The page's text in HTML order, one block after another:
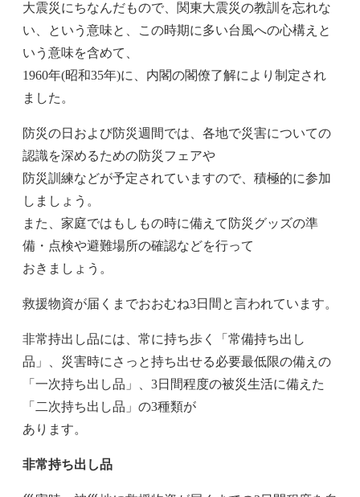
大震災にちなんだもので、関東大震災の教訓を忘れな
い、という意味と、この時期に多い台風への心構えと
いう意味を含めて、
1960年(昭和35年)に、内閣の閣僚了解により制定され
ました。
防災の日および防災週間では、各地で災害についての
認識を深めるための防災フェアや
防災訓練などが予定されていますので、積極的に参加
しましょう。
また、家庭ではもしもの時に備えて防災グッズの準
備・点検や避難場所の確認などを行って
おきましょう。
救援物資が届くまでおおむね3日間と言われています。
非常持出し品には、常に持ち歩く「常備持ち出し
品」、災害時にさっと持ち出せる必要最低限の備えの
「一次持ち出し品」、3日間程度の被災生活に備えた
「二次持ち出し品」の3種類が
あります。
非常持ち出し品